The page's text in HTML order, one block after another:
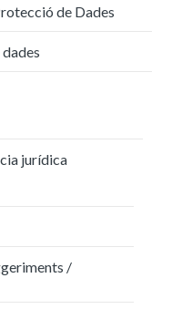
de Dades
jurídica
/